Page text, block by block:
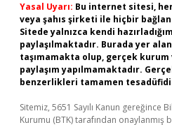
Yasal Uyarı: Bu internet sitesi,
veya şahıs şirketi ile hiçbir
Sitede yalnızca kendi
paylaşılmaktadır. Burada yer
taşımamakta olup, gerçek kurum
paylaşım yapılmamaktadır.
benzerlikleri tamamen
Sitemiz, 5651 Sayılı Kanun gereğince
Kurumu (BTK) tarafından onaylanmış